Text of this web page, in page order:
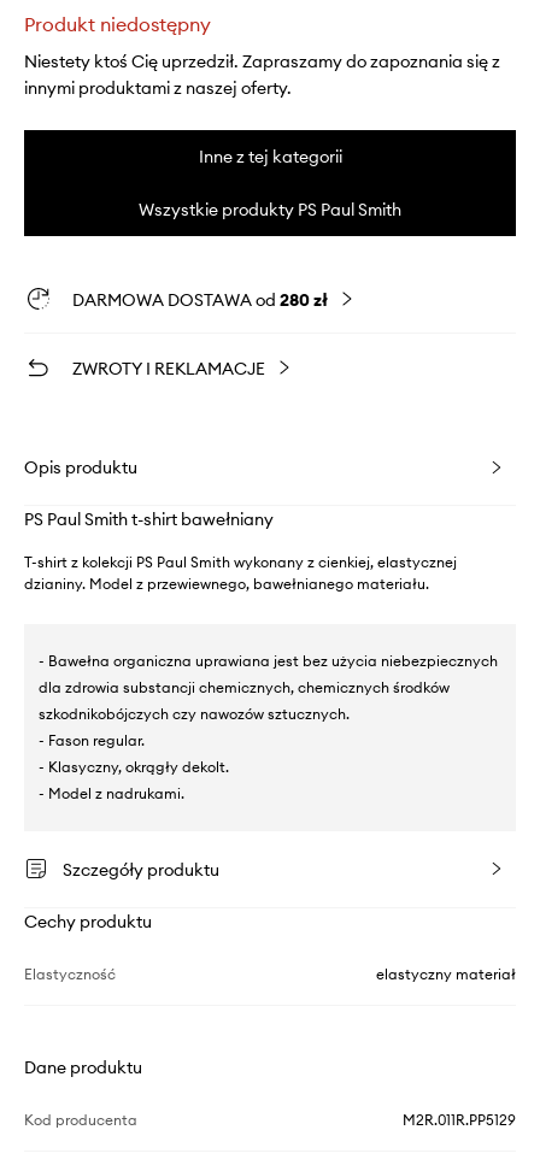
Produkt niedostępny
Niestety ktoś Cię uprzedził. Zapraszamy do zapoznania się z
innymi produktami z naszej oferty.
Inne z tej kategorii
Wszystkie produkty PS Paul Smith
DARMOWA DOSTAWA od 280 zł
ZWROTY I REKLAMACJE
Opis produktu
PS Paul Smith t-shirt bawełniany
T-shirt z kolekcji PS Paul Smith wykonany z cienkiej, elastycznej
dzianiny. Model z przewiewnego, bawełnianego materiału.
- Bawełna organiczna uprawiana jest bez użycia niebezpiecznych
dla zdrowia substancji chemicznych, chemicznych środków
szkodnikobójczych czy nawozów sztucznych.
- Fason regular.
- Klasyczny, okrągły dekolt.
- Model z nadrukami.
Szczegóły produktu
Cechy produktu
Elastyczność elastyczny materiał
Dane produktu
Kod producenta M2R.011R.PP5129